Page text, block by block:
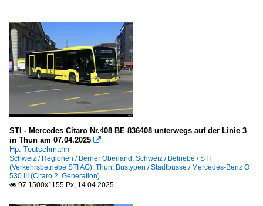
STI - Mercedes Citaro Nr.408 BE 836408 unterwegs auf der Linie 3
in Thun am 07.04.2025 
Hp. Teutschmann
Schweiz / Regionen / Berner Oberland, Schweiz / Betriebe / STI
(Verkehrsbetriebe STI AG), Thun, Bustypen / Stadtbusse / Mercedes-Benz O
530 III (Citaro 2. Generation)
 97 1500x1155 Px, 14.04.2025